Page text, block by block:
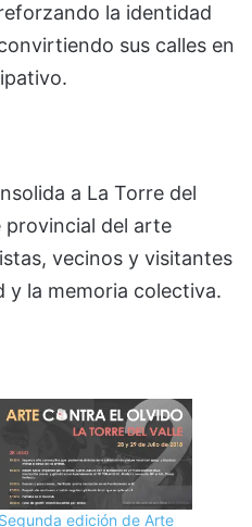
la identidad
sus calles en
a La Torre del
provincial del arte
vecinos y visitantes
y la memoria colectiva.
Segunda edición de Arte